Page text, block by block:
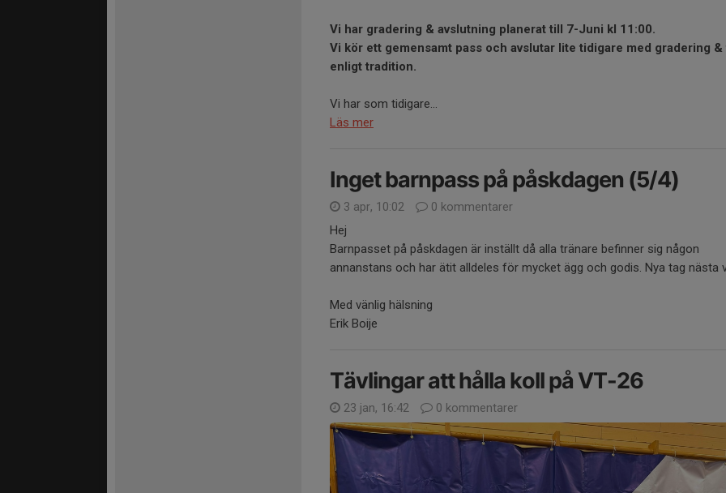
Vi har gradering & avslutning planerat till 7-Juni kl 11:00.
Vi kör ett gemensamt pass och avslutar lite tidigare med gradering &
enligt tradition.
Vi har som tidigare...
Läs mer
Inget barnpass på påskdagen (5/4)
3 apr, 10:02
0 kommentarer
Hej
Barnpasset på påskdagen är inställt då alla tränare befinner sig någon
annanstans och har ätit alldeles för mycket ägg och godis. Nya tag nästa
Med vänlig hälsning
Erik Boije
Tävlingar att hålla koll på VT-26
23 jan, 16:42 0 kommentarer